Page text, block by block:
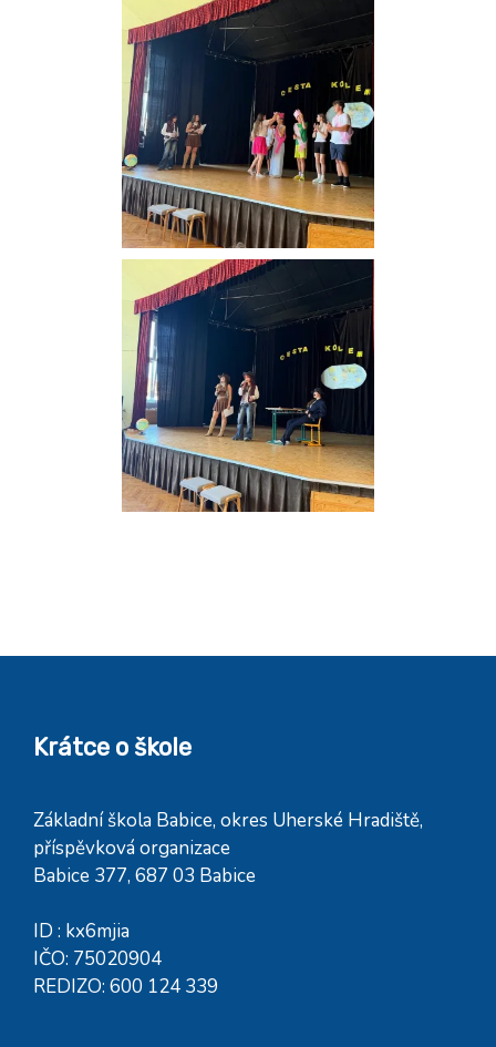
Krátce o škole
Základní škola Babice, okres Uherské Hradiště,
příspěvková organizace
Babice 377, 687 03 Babice
ID : kx6mjia
IČO: 75020904
REDIZO: 600 124 339